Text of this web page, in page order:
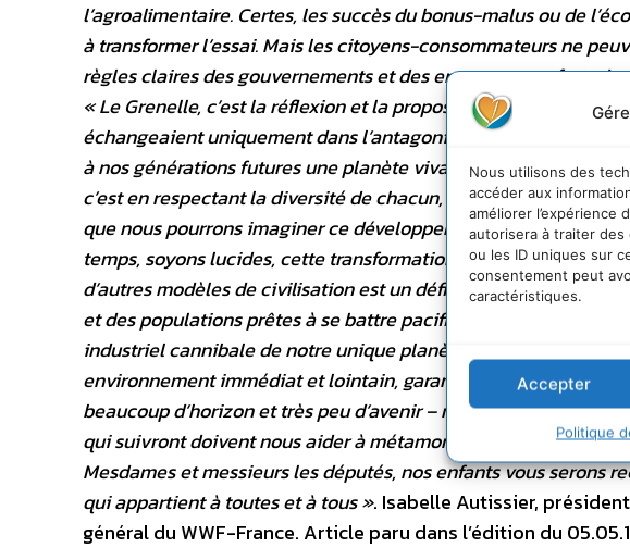
Nous utilisons des
accéder aux
améliorer l’expérience
autorisera à traiter
ou les ID uniques sur
consentement peut
caractéristiques.
Accepter
Politique
l’agroalimentaire. Certes, les succès du bonus-malus ou de
à transformer l’essai. Mais les citoyens-consommateurs ne
règles claires des gouvernements et des engagements forts du
« Le Grenelle, c’est la réflexion et la proposition partagée. »
échangeaient uniquement dans l’antagonisme se sont
à nos générations futures une planète vivante. L’écologie a
c’est en respectant la diversité de chacun, en ne cherchant pas
que nous pourrons imaginer ce développement humainement
temps, soyons lucides, cette transformation de notre système
d’autres modèles de civilisation est un défi passionnant et
et des populations prêtes à se battre pacifiquement, pied à
industriel cannibale de notre unique planète, nous ne
environnement immédiat et lointain, garantes de notre
beaucoup d’horizon et très peu d’avenir – ne doit pas être
qui suivront doivent nous aider à métamorphoser notre
Mesdames et messieurs les députés, nos enfants vous serons
qui appartient à toutes et à tous ». Isabelle Autissier,
général du WWF-France. Article paru dans l’édition du